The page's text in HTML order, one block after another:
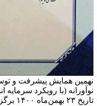
همایش پیشرفت و
(با رویکرد سرمایه
تاریخ ۲۳